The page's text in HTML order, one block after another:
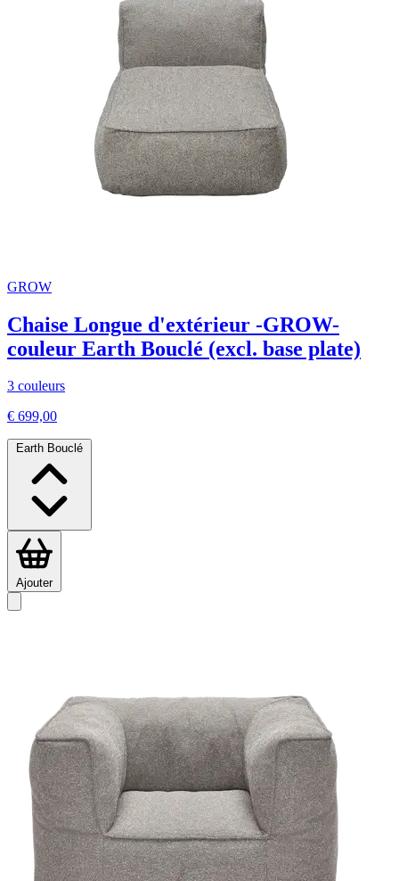
GROW
Chaise Longue d'extérieur -GROW-
couleur Earth Bouclé (excl. base plate)
3 couleurs
€ 699,00
Earth Bouclé
Ajouter